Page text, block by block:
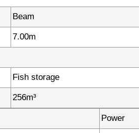
Beam
7.00m
Fish storage
256m³
Power